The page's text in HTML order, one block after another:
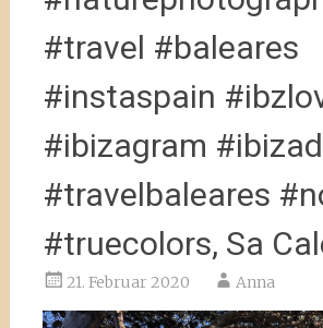
#travel #baleares
#instaspain
#ibizagram
#travelbaleares
#truecolors, Sa
21. Februar 2020 Anna